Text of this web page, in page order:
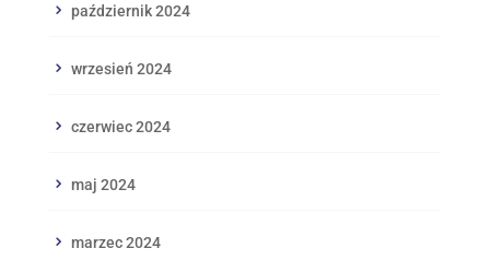
październik 2024
wrzesień 2024
czerwiec 2024
maj 2024
marzec 2024